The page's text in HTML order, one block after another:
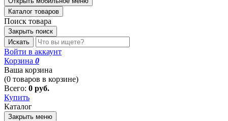
Каталог товаров
Поиск товара
Закрыть поиск
Искать
Войти в аккаунт
Корзина 0
Ваша корзина
(0 товаров в корзине)
Всего: 0 руб.
Купить
Каталог
Закрыть меню